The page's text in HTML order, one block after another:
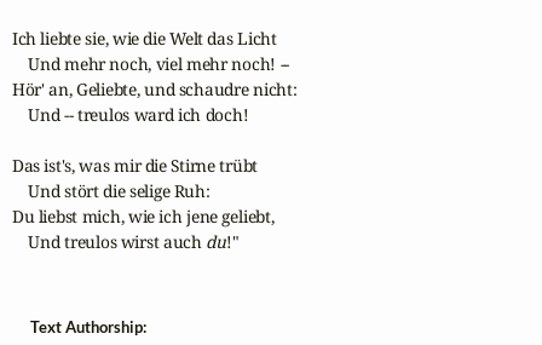
Ich liebte sie, wie die Welt das Licht
    Und mehr noch, viel mehr noch! --
Hör' an, Geliebte, und schaudre nicht:
    Und -- treulos ward ich doch!
Das ist's, was mir die Stirne trübt
    Und stört die selige Ruh:
Du liebst mich, wie ich jene geliebt,
    Und treulos wirst auch
du!"
Text Authorship: